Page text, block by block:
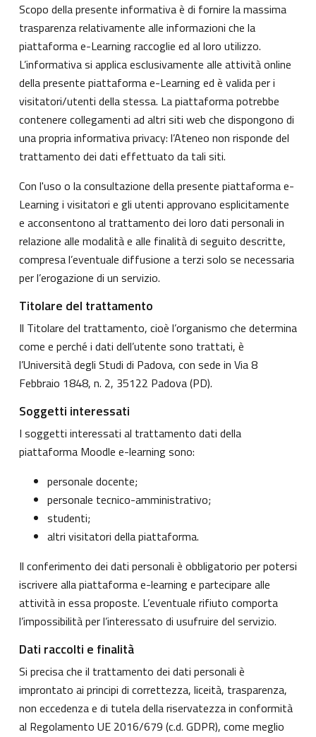
Scopo della presente informativa è di fornire la massima
trasparenza relativamente alle informazioni che la
piattaforma e-Learning raccoglie ed al loro utilizzo.
L’informativa si applica esclusivamente alle attività online
della presente piattaforma e-Learning ed è valida per i
visitatori/utenti della stessa. La piattaforma potrebbe
contenere collegamenti ad altri siti web che dispongono di
una propria informativa privacy: l’Ateneo non risponde del
trattamento dei dati effettuato da tali siti.
Con l'uso o la consultazione della presente piattaforma e-
Learning i visitatori e gli utenti approvano esplicitamente
e acconsentono al trattamento dei loro dati personali in
relazione alle modalità e alle finalità di seguito descritte,
compresa l’eventuale diffusione a terzi solo se necessaria
per l’erogazione di un servizio.
Titolare del trattamento
Il Titolare del trattamento, cioè l’organismo che determina
come e perché i dati dell’utente sono trattati, è
l’Università degli Studi di Padova, con sede in Via 8
Febbraio 1848, n. 2, 35122 Padova (PD).
Soggetti interessati
I soggetti interessati al trattamento dati della
piattaforma Moodle e-learning sono:
personale docente;
personale tecnico-amministrativo;
studenti;
altri visitatori della piattaforma.
Il conferimento dei dati personali è obbligatorio per potersi
iscrivere alla piattaforma e-learning e partecipare alle
attività in essa proposte. L’eventuale rifiuto comporta
l’impossibilità per l’interessato di usufruire del servizio.
Dati raccolti e finalità
Si precisa che il trattamento dei dati personali è
improntato ai principi di correttezza, liceità, trasparenza,
non eccedenza e di tutela della riservatezza in conformità
al Regolamento UE 2016/679 (c.d. GDPR), come meglio